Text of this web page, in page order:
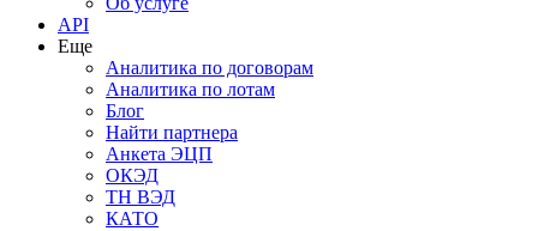
API
Еще
Аналитика по договорам
Аналитика по лотам
Блог
Найти партнера
Анкета ЭЦП
ОКЭД
ТН ВЭД
КАТО